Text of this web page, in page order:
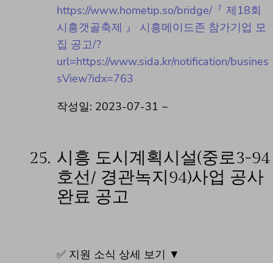
https://www.hometip.so/bridge/『 제18회
시흥갯골축제 』 시흥메이드존 참가기업 모
집 공고/?
url=https://www.sida.kr/notification/busines
sView?idx=763
작성일: 2023-07-31 ~
25. 시흥 도시계획시설(중로3-94
호선/ 경관녹지94)사업 공사
완료 공고
✅ 지원 소식 상세 보기 ▼